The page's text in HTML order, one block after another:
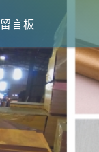
留言板